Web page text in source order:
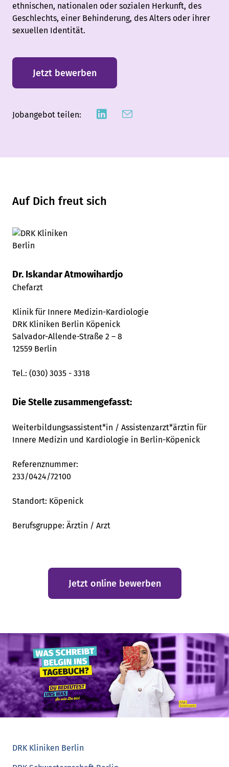
ethnischen, nationalen oder sozialen Herkunft, des
Geschlechts, einer Behinderung, des Alters oder ihrer
sexuellen Identität.
Jetzt bewerben
Jobangebot teilen:
Auf Dich freut sich
Dr. Iskandar Atmowihardjo
Chefarzt
Klinik für Innere Medizin-Kardiologie
DRK Kliniken Berlin Köpenick
Salvador-Allende-Straße 2 – 8
12559 Berlin
Tel.: (030) 3035 - 3318
Die Stelle zusammengefasst:
Weiterbildungsassistent*in / Assistenzarzt*ärztin für
Innere Medizin und Kardiologie in Berlin-Köpenick
Referenznummer:
233/0424/72100
Standort: Köpenick
Berufsgruppe: Ärztin / Arzt
Jetzt online bewerben
DRK Kliniken Berlin